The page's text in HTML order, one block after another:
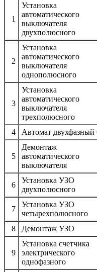
1
Установка
автоматического
выключателя
двухполюсного
2
Установка
автоматического
выключателя
однополюсного
3
Установка
автоматического
выключателя
трехполюсного
4 Автомат двухфазный
5
Демонтаж
автоматического
выключателя
6
Установка УЗО
двухполюсного
7
Установка УЗО
четырехполюсного
8 Демонтаж УЗО
9
Установка счетчика
электрического
однофазного